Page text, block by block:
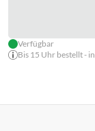
Verfügbar
Bis 15 Uhr bestellt -